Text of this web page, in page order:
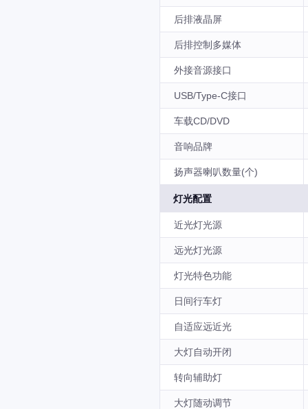
后排液晶屏
后排控制多媒体
外接音源接口
USB/Type-C接口
车载CD/DVD
音响品牌
扬声器喇叭数量(个)
灯光配置
近光灯光源
远光灯光源
灯光特色功能
日间行车灯
自适应远近光
大灯自动开闭
转向辅助灯
大灯随动调节